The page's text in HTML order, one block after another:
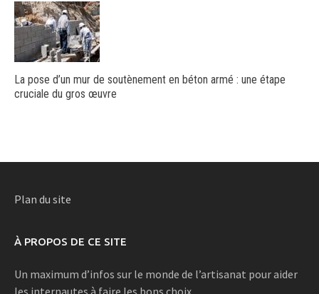
La pose d’un mur de soutènement en béton armé : une étape
cruciale du gros œuvre
Plan du site
À PROPOS DE CE SITE
Un maximum d’infos sur le monde de l’artisanat pour aider
les internautes à faire les bons choix